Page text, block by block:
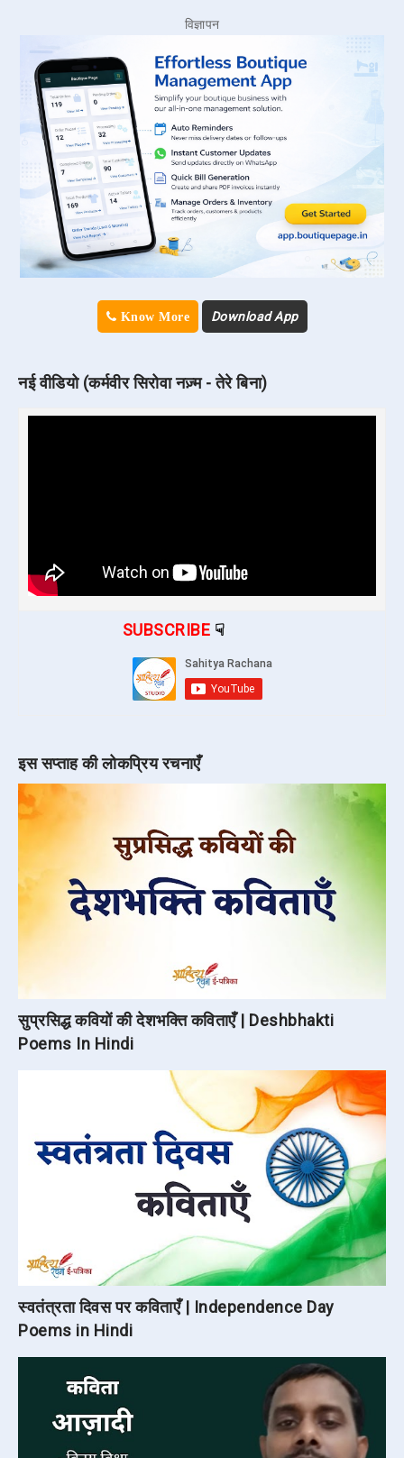
विज्ञापन
Know More Download App
नई वीडियो (कर्मवीर सिरोवा नज़्म - तेरे बिना)
SUBSCRIBE
इस सप्ताह की लोकप्रिय रचनाएँ
सुप्रसिद्ध कवियों की देशभक्ति कविताएँ | Deshbhakti
Poems In Hindi
स्वतंत्रता दिवस पर कविताएँ | Independence Day
Poems in Hindi